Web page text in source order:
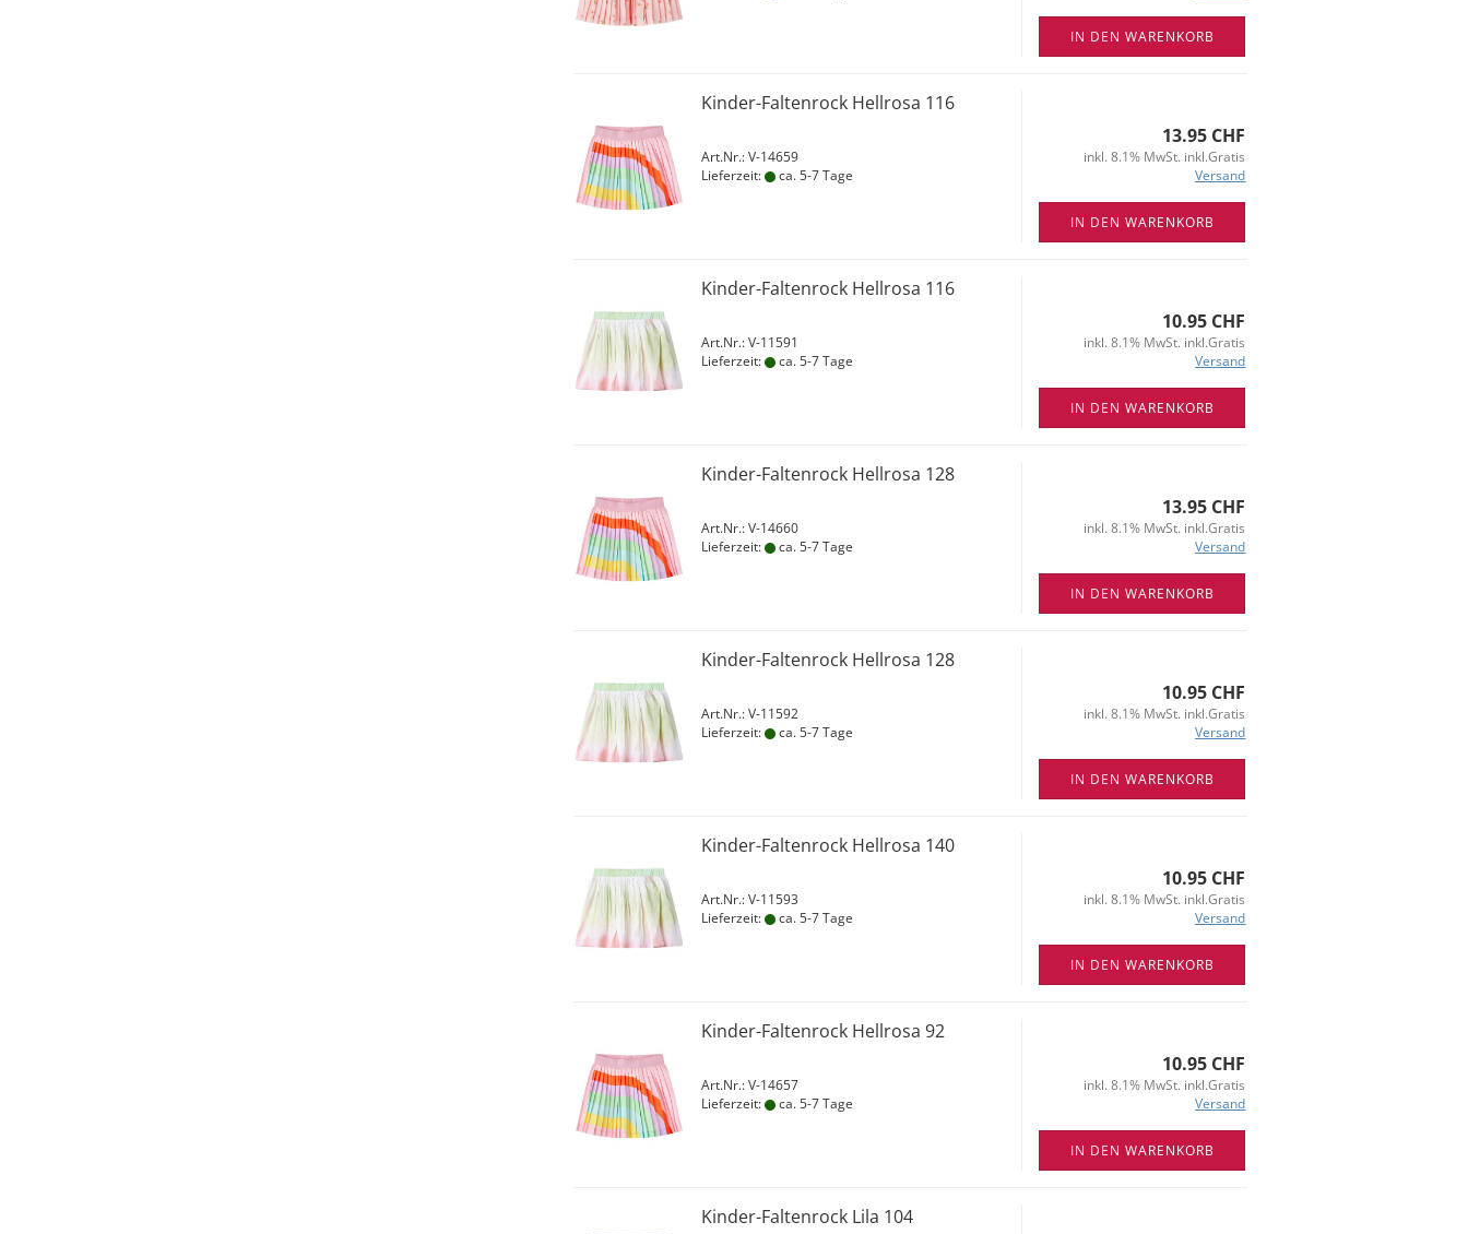
IN DEN WARENKORB
Kinder-Faltenrock Hellrosa 116
Art.Nr.: V-14659
Lieferzeit:
ca. 5-7 Tage
13.95 CHF
inkl. 8.1% MwSt. inkl.Gratis
Versand
IN DEN WARENKORB
Kinder-Faltenrock Hellrosa 116
Art.Nr.: V-11591
Lieferzeit:
ca. 5-7 Tage
10.95 CHF
inkl. 8.1% MwSt. inkl.Gratis
Versand
IN DEN WARENKORB
Kinder-Faltenrock Hellrosa 128
Art.Nr.: V-14660
Lieferzeit:
ca. 5-7 Tage
13.95 CHF
inkl. 8.1% MwSt. inkl.Gratis
Versand
IN DEN WARENKORB
Kinder-Faltenrock Hellrosa 128
Art.Nr.: V-11592
Lieferzeit:
ca. 5-7 Tage
10.95 CHF
inkl. 8.1% MwSt. inkl.Gratis
Versand
IN DEN WARENKORB
Kinder-Faltenrock Hellrosa 140
Art.Nr.: V-11593
Lieferzeit:
ca. 5-7 Tage
10.95 CHF
inkl. 8.1% MwSt. inkl.Gratis
Versand
IN DEN WARENKORB
Kinder-Faltenrock Hellrosa 92
Art.Nr.: V-14657
Lieferzeit:
ca. 5-7 Tage
10.95 CHF
inkl. 8.1% MwSt. inkl.Gratis
Versand
IN DEN WARENKORB
Kinder-Faltenrock Lila 104